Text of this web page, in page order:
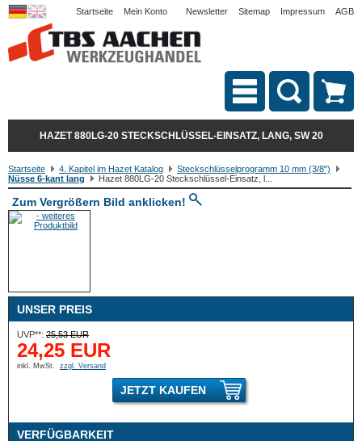
Startseite Mein Konto Newsletter Sitemap Impressum AGB
HAZET 880LG-20 STECKSCHLÜSSEL-EINSATZ, LANG, SW 20
Startseite 4. Kapitel im Hazet Katalog
Steckschlüsselprogramm 10 mm (3/8")
Nüsse 6-kant lang
Hazet 880LG-20 Steckschlüssel-Einsatz, l...
Zum Vergrößern Bild anklicken!
UNSER PREIS
UVP**: 25,53 EUR
24,25 EUR
inkl. MwSt. zzgl. Versand
JETZT KAUFEN
VERFÜGBARKEIT